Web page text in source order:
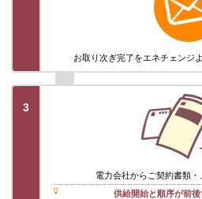
お取り次ぎ完了をエネチェンジ
3
電力会社から ご契約書類・
供給開始と順序が前